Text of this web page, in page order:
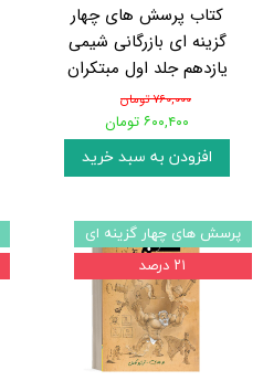
کتاب پرسش های چهار
گزینه ای بازرگانی شیمی
یازدهم جلد اول مبتکران
۷۶۰,۰۰۰ تومان
۶۰۰,۴۰۰ تومان
افزودن به سبد خرید
پرسش های چهار گزینه ای
۲۱ درصد